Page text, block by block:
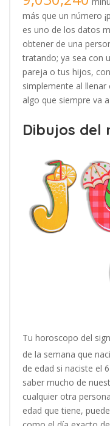
más que un número
es uno de los datos
obtener de una
tratando; ya sea con
pareja o tus hijos,
simplemente al
algo que siempre va
Dibujos del
Tu horoscopo del
de la semana que
de edad si naciste el
saber mucho de
cualquier otra
edad que tiene,